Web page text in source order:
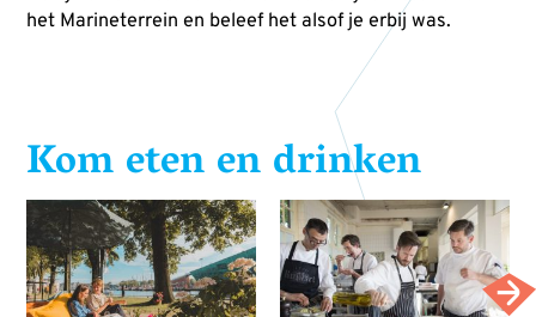
het Marineterrein en beleef het alsof je erbij was.
Kom eten en drinken